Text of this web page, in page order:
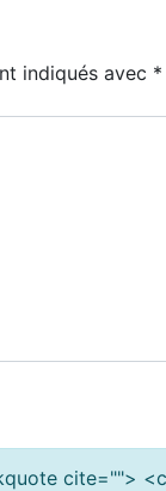
indiqués avec *
cite="">